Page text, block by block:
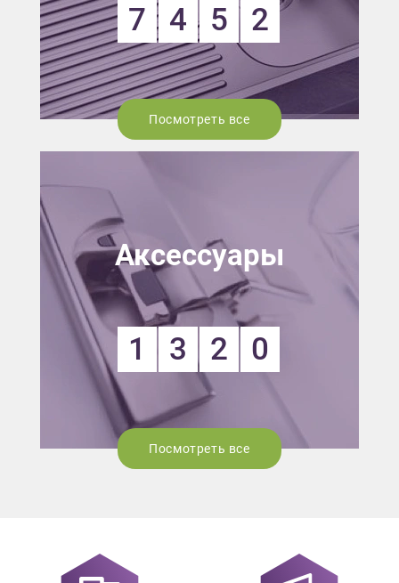
7 4 5 2
Посмотреть все
Аксессуары
1 3 2 0
Посмотреть все